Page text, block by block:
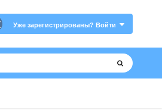
Уже зарегистрированы? Войти